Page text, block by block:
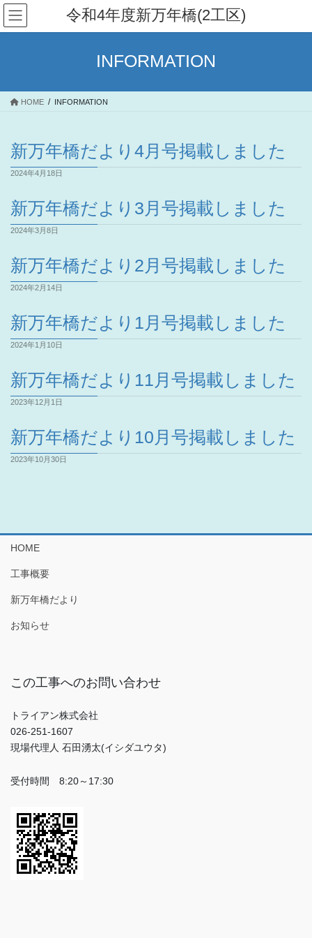
コ
ン
テ
ス
ナ
ビ
ゲ
ン
令和4年度新万年橋(2工区)
INFORMATION
HOME INFORMATION
新万年橋だより4月号掲載しました
2024年4月18日
新万年橋だより3月号掲載しました
2024年3月8日
新万年橋だより2月号掲載しました
2024年2月14日
新万年橋だより1月号掲載しました
2024年1月10日
新万年橋だより11月号掲載しました
2023年12月1日
新万年橋だより10月号掲載しました
2023年10月30日
HOME
工事概要
新万年橋だより
お知らせ
この工事へのお問い合わせ
トライアン株式会社
026-251-1607
現場代理人 石田湧太(イシダユウタ)
受付時間 8:20～17:30